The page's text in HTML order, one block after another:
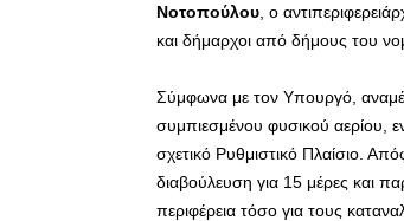
Νοτοπούλου , ο
και δήμαρχοι από δήμους του
Σύμφωνα με τον Υπουργό,
συμπιεσμένου φυσικού αερίου,
σχετικό Ρυθμιστικό Πλαίσιο.
διαβούλευση για 15 μέρες και
περιφέρεια τόσο για τους